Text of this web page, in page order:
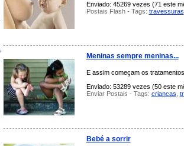
Enviado: 45269 vezes (71 este
Postais Flash - Tags: travessuras
Meninas sempre meninas...
E assim começam os
Enviado: 53289 vezes (50 este
Enviar Postais - Tags: criancas
Bebé a sorrir